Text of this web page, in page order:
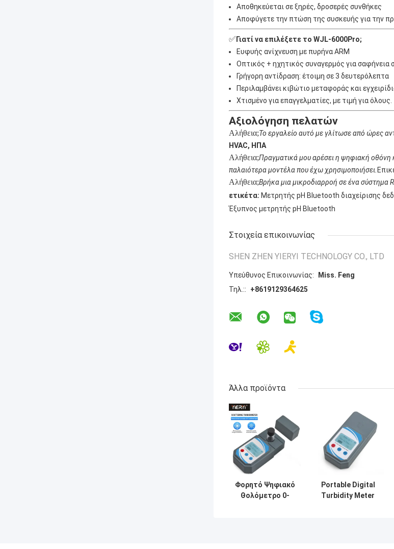
Αποθηκεύεται σε ξηρές, δροσερές συνθήκες
Αποφύγετε την πτώση της συσκευής για την
✅ Γιατί να επιλέξετε το WJL-6000Pro;
Ευφυής ανίχνευση με πυρήνα ARM
Οπτικός + ηχητικός συναγερμός για
Γρήγορη αντίδραση: έτοιμη σε 3 δευτερόλεπτα
Περιλαμβάνει κιβώτιο μεταφοράς και
Χτισμένο για επαγγελματίες, με τιμή για όλους.
Αξιολόγηση πελατών
Αλήθεια;Το εργαλείο αυτό με γλίτωσε από ώρες
HVAC, ΗΠΑ
Αλήθεια;Πραγματικά μου αρέσει η ψηφιακή οθόνη
παλαιότερα μοντέλα που έχω χρησιμοποιήσει.
Αλήθεια;Βρήκα μια μικροδιαρροή σε ένα σύστημα
ετικέτα: Μετρητής pH Bluetooth διαχείρισης
Έξυπνος μετρητής pH Bluetooth
Στοιχεία επικοινωνίας
SHEN ZHEN YIERYI TECHNOLOGY CO., LTD
Υπεύθυνος Επικοινωνίας:
Miss. Feng
Τηλ.::
+8619129364625
Άλλα προϊόντα
Φορητό Ψηφιακό
Θολόμετρο 0-
Portable Digital
Turbidity Meter